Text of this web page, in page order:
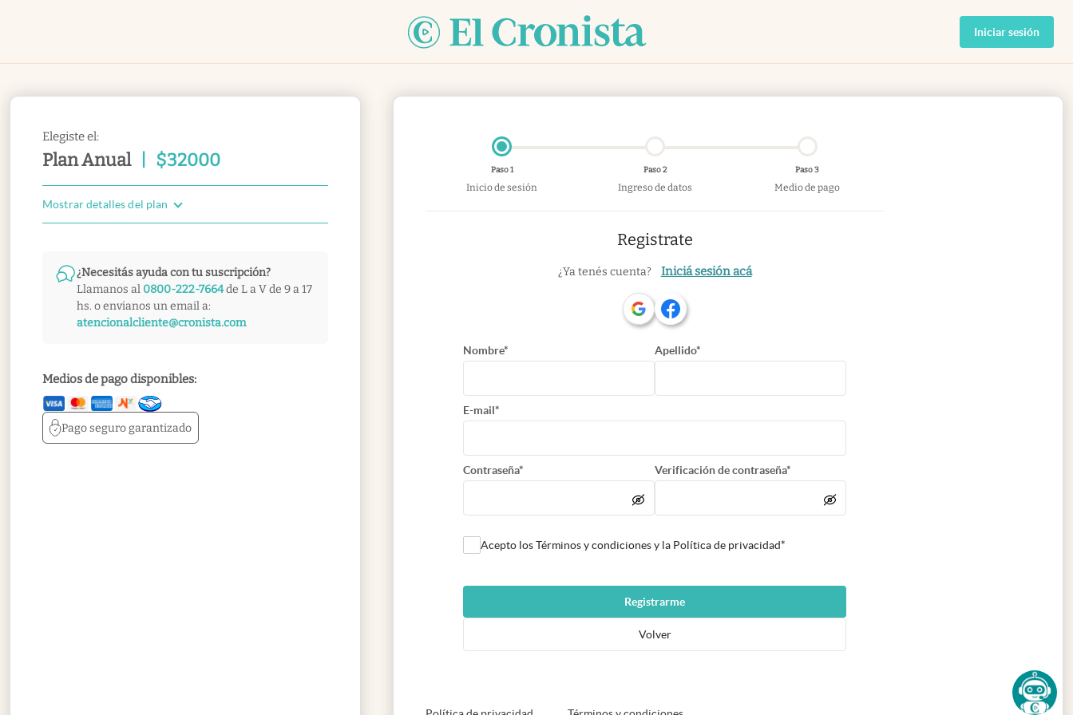
Iniciar sesión
Elegiste el:
Plan Anual $32000
Mostrar detalles del plan
¿Necesitás ayuda con tu suscripción?
Llamanos al 0800-222-7664de L a V de 9 a 17
hs. o envianos un email a:
atencionalcliente@cronista.com
Medios de pago disponibles:
Pago segurogarantizado
Paso 1
Inicio de sesión
Paso 2
Ingreso de datos
Paso 3
Medio de pago
Registrate
¿Ya tenés cuenta? Iniciá sesión acá
Nombre* Apellido*
E-mail*
Contraseña* Verificación de contraseña*
Acepto los Términos y condiciones y la Política de privacidad*
Registrarme
Volver